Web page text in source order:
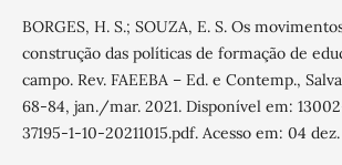
BORGES, H. S.; SOUZA, E. S. Os
construção das políticas de formação de
campo. Rev. FAEEBA – Ed. e Contemp.,
68-84, jan./mar. 2021. Disponível em:
37195-1-10-20211015.pdf. Acesso em: 04